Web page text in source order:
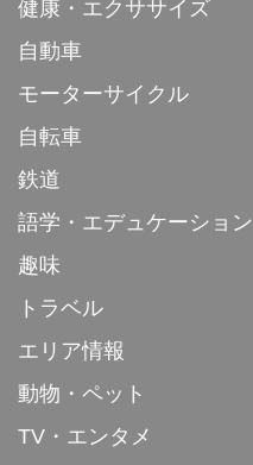
健康・エクササイズ
自動車
モーターサイクル
自転車
鉄道
語学・エデュケーション
趣味
トラベル
エリア情報
動物・ペット
TV・エンタメ